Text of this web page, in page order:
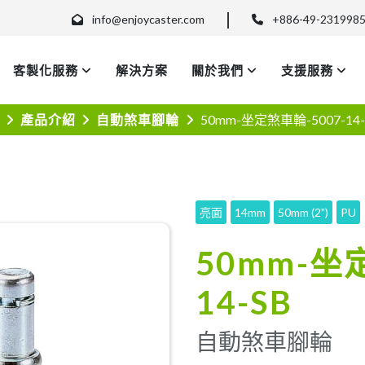
info@enjoycaster.com +886-49-2319985
客製化服務 解決方案 關於我們 支援服務
產品介紹 自動煞車腳輪 50mm-坐定煞車輪-5007-
亮面 14mm 50mm (2") PU
50mm-坐
14-SB
自動煞車腳輪